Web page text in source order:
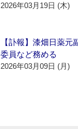
2026年03月19日 (木)
【訃報】漆畑日薬元
委員など務める
2026年03月09日 (月)